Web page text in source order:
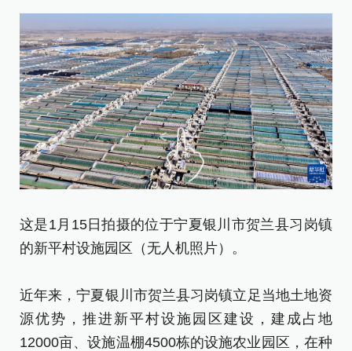
这是1月15日拍摄的位于宁夏银川市贺兰县习岗镇
的新平村设施园区（无人机照片）。
近年来，宁夏银川市贺兰县习岗镇立足当地土地资
源优势，推进新平村设施园区建设，建成占地
12000亩、设施温棚4500栋的设施农业园区，在种